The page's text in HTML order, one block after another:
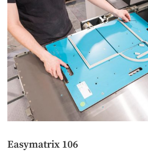
Easymatrix 106